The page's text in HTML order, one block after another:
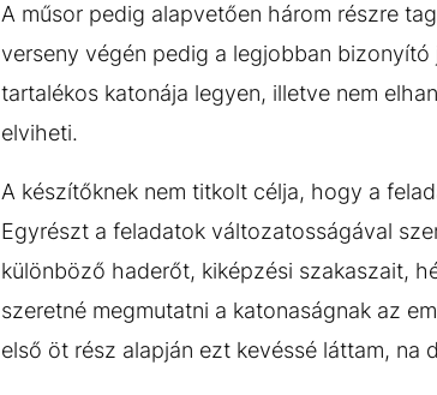
A műsor pedig alapvetően három részre
verseny végén pedig a legjobban
tartalékos katonája legyen, illetve nem
elviheti.
A készítőknek nem titkolt célja, hogy a
Egyrészt a feladatok változatosságával
különböző haderőt, kiképzési szakaszait,
szeretné megmutatni a katonaságnak az
első öt rész alapján ezt kevéssé láttam, na